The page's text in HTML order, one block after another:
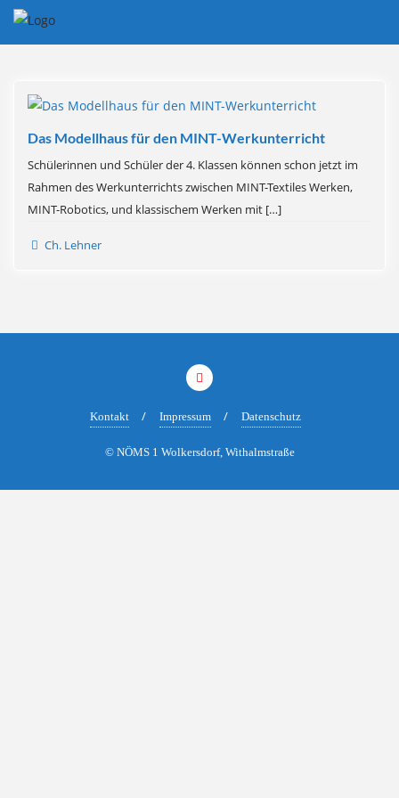
Skip
Das Modellhaus für den MINT-Werkunterricht
Schülerinnen und Schüler der 4. Klassen können schon jetzt im
Rahmen des Werkunterrichts zwischen MINT-Textiles Werken,
MINT-Robotics, und klassischem Werken mit […]
Ch. Lehner
Kontakt Impressum Datenschutz